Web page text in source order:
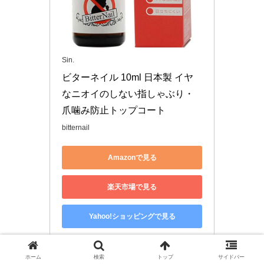
Sin.
ビターネイル 10ml 日本製 イヤ
なニオイのしない指しゃぶり・
爪噛み防止トップコート
bitternail
Amazonで見る
楽天市場で見る
Yahoo!ショッピングで見る
ホーム 検索 トップ サイドバー